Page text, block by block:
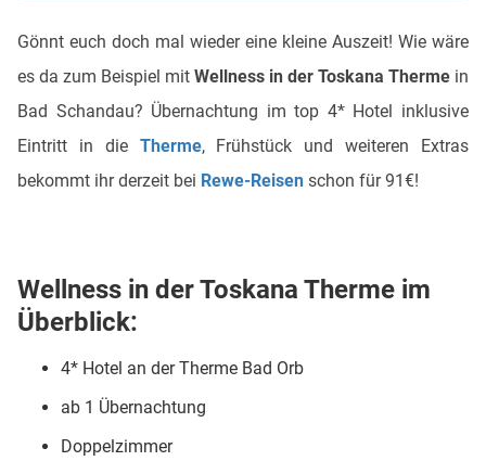
Gönnt euch doch mal wieder eine kleine Auszeit! Wie wäre
es da zum Beispiel mit Wellness in der Toskana Therme in
Bad Schandau? Übernachtung im top 4* Hotel inklusive
Eintritt in die Therme, Frühstück und weiteren Extras
bekommt ihr derzeit bei Rewe-Reisen schon für 91€!
Wellness in der Toskana Therme im
Überblick:
4* Hotel an der Therme Bad Orb
ab 1 Übernachtung
Doppelzimmer